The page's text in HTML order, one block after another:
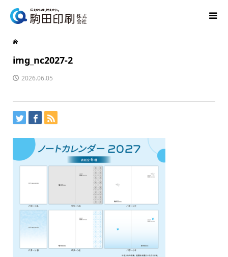
img_nc2027-2
2026.06.05